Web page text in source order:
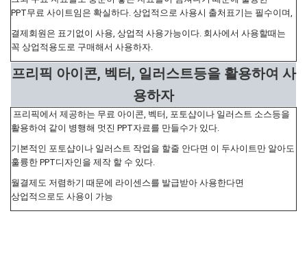
PPT무료 사이트임은 확실하다. 상업적으로 사용시 출처표기는 필수이며,
결제회원은 표기없이 사용, 상업적 사용가능이다. 회사에서 사용할때는
꼭 상업적용도로 구매해서 사용하자.
프리픽 아이콘, 벡터, 일러스트등을 활용하여 사
용하자
프리픽에서 제공하는 무료 아이콘, 벡터, 포토샵이나 일러스트 소스등을
활용하여 같이 병행해 멋진 PPT자료를 만들수가 있다.
기본적인 포토샵이나 일러스트 작업을 할줄 안다면 이 두사이트만 알아도
훌륭한 PPT디자인을 제작 할 수 있다.
월결제도 저렴하기 때문에 라이센스를 발급받아 사용한다면
상업적으로도 사용이 가능